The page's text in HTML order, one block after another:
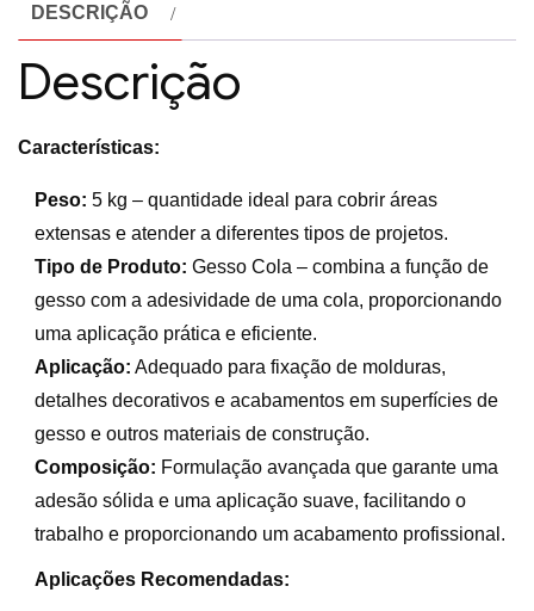
DESCRIÇÃO
Descrição
Características:
Peso: 5 kg – quantidade ideal para cobrir áreas
extensas e atender a diferentes tipos de projetos.
Tipo de Produto: Gesso Cola – combina a função de
gesso com a adesividade de uma cola, proporcionando
uma aplicação prática e eficiente.
Aplicação: Adequado para fixação de molduras,
detalhes decorativos e acabamentos em superfícies de
gesso e outros materiais de construção.
Composição: Formulação avançada que garante uma
adesão sólida e uma aplicação suave, facilitando o
trabalho e proporcionando um acabamento profissional.
Aplicações Recomendadas: